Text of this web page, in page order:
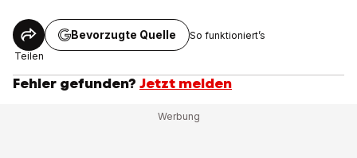
Teilen
Bevorzugte Quelle So funktioniert’s
Fehler gefunden? Jetzt melden